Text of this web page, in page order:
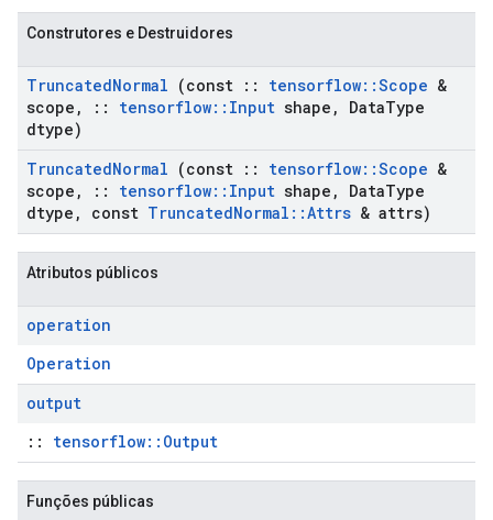
Construtores e Destruidores
TruncatedNormal (const :: tensorflow::Scope &
scope , :: tensorflow:: Input shape , DataType
dtype)
TruncatedNormal (const :: tensorflow::Scope &
scope , :: tensorflow:: Input shape , DataType
dtype , const TruncatedNormal ::Attrs & attrs)
Atributos públicos
operation
Operation
output
:: tensorflow::Output
Funções públicas